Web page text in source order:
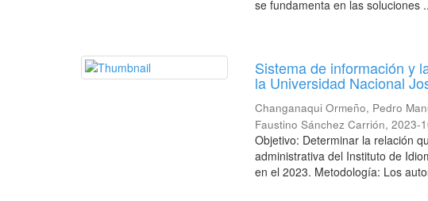
se fundamenta en las soluciones
Sistema de información y
la Universidad Nacional
Changanaqui Ormeño, Pedro
Faustino Sánchez Carrión,2023-
Objetivo: Determinar la relación
administrativa del Instituto de
en el 2023. Metodología: Los